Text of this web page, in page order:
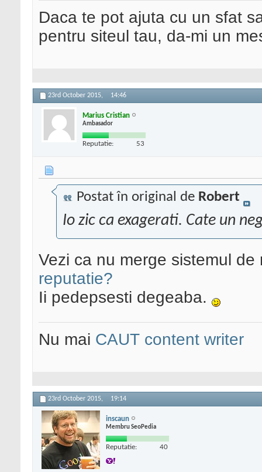
Daca te pot ajuta cu un sfat
pentru siteul tau, da-mi un
23rd October 2015, 14:46
Marius Cristian
Ambasador
Reputatie: 53
Postat în original de Robert
Io zic ca exagerati. Cate un
Vezi ca nu merge sistemul
reputatie?
Ii pedepsesti degeaba.
Nu mai CAUT content writer
23rd October 2015, 19:14
inscaun
Membru SeoPedia
Reputatie: 40